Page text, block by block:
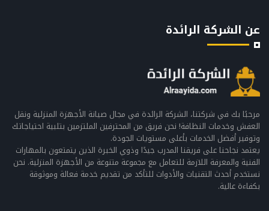
عن الشركة الرائدة
مرحبًا بك في شركتنا، الشركة الرائدة في مجال صيانة الأجهزة المنزلية ونقل
العفش وخدمات النظافة! نحن فريق من المحترفين الملتزمين بتلبية احتياجاتك
وتوفير أفضل الخدمات بأعلى مستويات الجودة.
يعتمد نجاحنا على فريقنا المدرب جيدًا وذوي الخبرة الذين يتمتعون بالمهارات
الفنية والمعرفة اللازمة للتعامل مع مجموعة متنوعة من الأجهزة المنزلية. نحن
نستخدم أحدث التقنيات والأدوات للتأكد من تقديم خدمة فعالة وموثوقة
بكفاءة عالية.